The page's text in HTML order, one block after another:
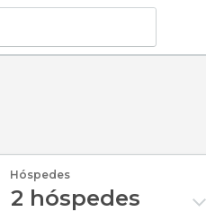
Hóspedes
2 hóspedes